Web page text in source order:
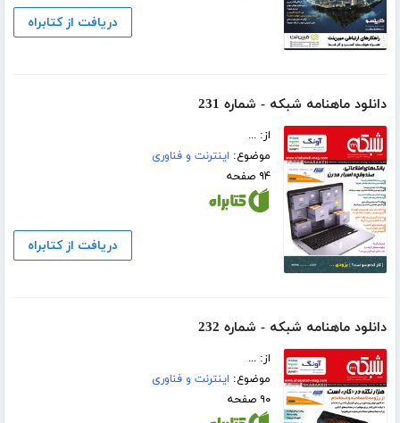
دریافت از کتابراه
دانلود ماهنامه شبکه - شماره 231
از: ...
موضوع: اینترنت و فناوری
۹۴ صفحه
دریافت از کتابراه
دانلود ماهنامه شبکه - شماره 232
از: ...
موضوع: اینترنت و فناوری
۹۰ صفحه